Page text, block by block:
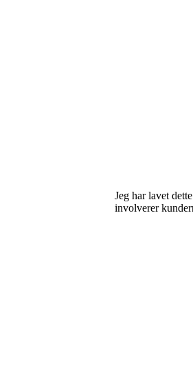
Jeg har lavet
involverer